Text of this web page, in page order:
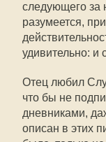
следующего за
разумеется,
удивительно: и
Отец любил
что бы не
дневниками,
описан в этих